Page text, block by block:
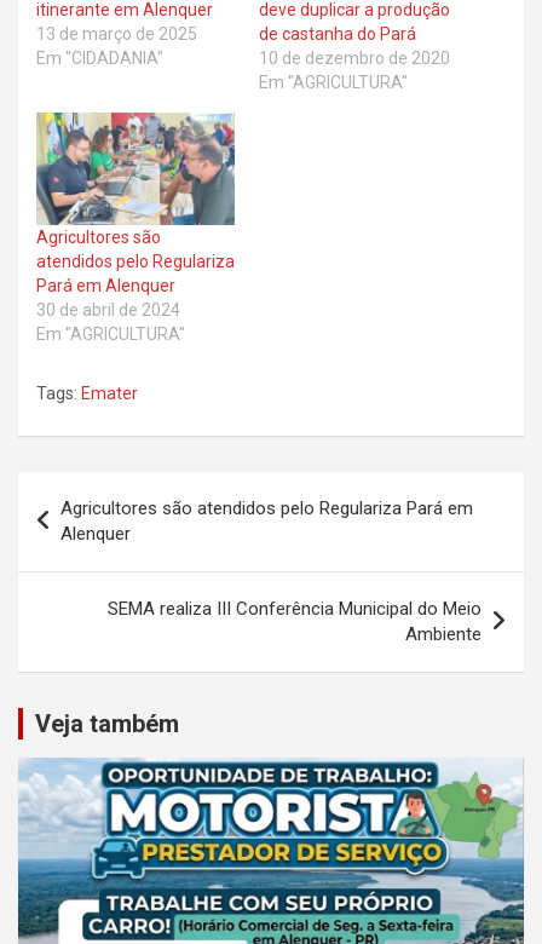
itinerante em Alenquer
13 de março de 2025
Em "CIDADANIA"
deve duplicar a produção
de castanha do Pará
10 de dezembro de 2020
Em "AGRICULTURA"
Agricultores são
atendidos pelo Regulariza
Pará em Alenquer
30 de abril de 2024
Em "AGRICULTURA"
Tags: Emater
de
Post
Agricultores são atendidos pelo Regulariza Pará em
Alenquer
SEMA realiza III Conferência Municipal do Meio
Ambiente
Veja também